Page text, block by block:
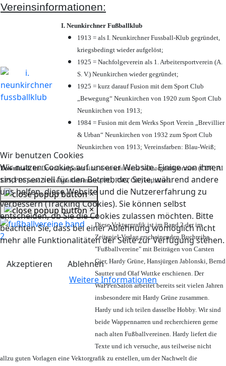
Wir benutzen Cookies
Wir nutzen Cookies auf unserer Website. Einige von ihnen
sind essenziell für den Betrieb der Seite, während andere
uns helfen, diese Website und die Nutzererfahrung zu
verbessern (Tracking Cookies). Sie können selbst
entscheiden, ob Sie die Cookies zulassen möchten. Bitte
beachten Sie, dass bei einer Ablehnung womöglich nicht
mehr alle Funktionalitäten der Seite zur Verfügung stehen.
Akzeptieren
Ablehnen
Weitere Informationen
Vereinsinformationen:
I. Neunkirchner Fußballklub
1913 = als I. Neunkirchner Fussball-Klub gegründet,
kriegsbedingt wieder aufgelöst;
1925 = Nachfolgeverein als 1. Arbeitersportverein (A.
S. V.) Neunkirchen wieder gegründet;
1925 = kurz darauf Fusion mit dem Sport Club
„Bewegung“ Neunkirchen von 1920 zum Sport Club
Neunkirchen von 1913;
1984 = Fusion mit dem Werks Sport Verein „Brevillier
& Urban“ Neunkirchen von 1932 zum Sport Club
Neunkirchen von 1913; Vereinsfarben: Blau-Weiß;
Download:Im Downloadpaket sind 4 verschiedene Vektorgrafikformate (CDR, AI
EPS, PDF) und 3 Pixelgrafikformate (JPG, PNG, GIF) enthalten.
×
×
Diese Vektorgrafik ist im Band 2 der im
Zeitspiel-Verlag erscheinenden Buchreihe
"Fußballvereine" mit Beiträgen von Carsten
Gier, Hardy Grüne, Hansjürgen Jablonski, Bernd
Sautter und Olaf Wuttke erschienen. Der
WaPPenSalon arbeitet bereits seit vielen Jahren
insbesondere mit Hardy Grüne zusammen.
Hardy und ich teilen dasselbe Hobby. Wir sind
beide Wappennarren und recherchieren gerne
nach alten Fußballvereinen. Hardy liefert die
Texte und ich versuche, aus teilweise nicht
allzu guten Vorlagen eine Vektorgrafik zu erstellen, um der Nachwelt die